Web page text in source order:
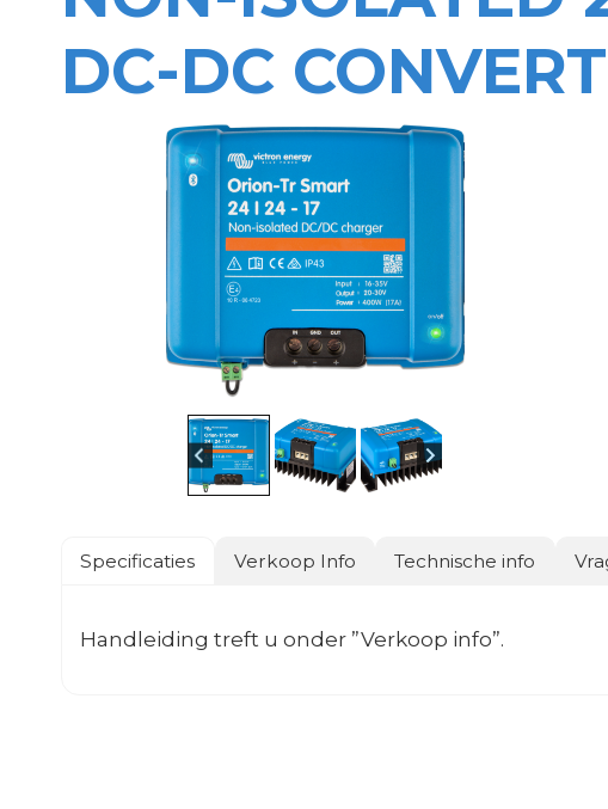
DC-DC
Specificaties Verkoop Info Technische info
Handleiding treft u onder ”Verkoop info”.